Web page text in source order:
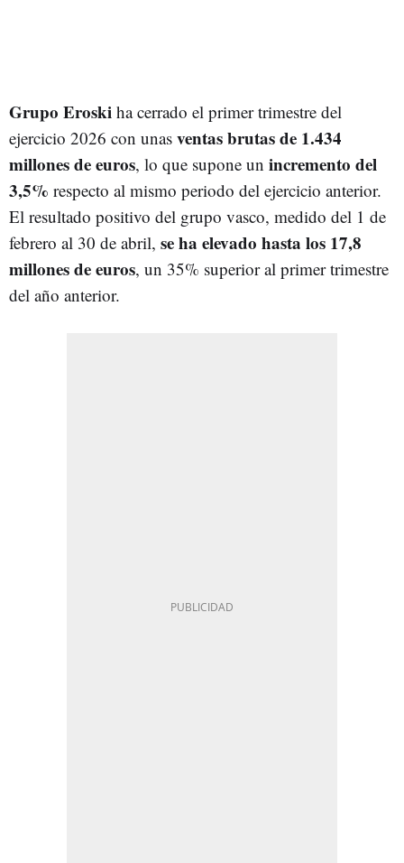
Grupo Eroski ha cerrado el primer trimestre del
ejercicio 2026 con unas ventas brutas de 1.434
millones de euros, lo que supone un incremento del
3,5% respecto al mismo periodo del ejercicio anterior.
El resultado positivo del grupo vasco, medido del 1 de
febrero al 30 de abril, se ha elevado hasta los 17,8
millones de euros, un 35% superior al primer trimestre
del año anterior.